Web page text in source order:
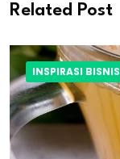
Related Post
INSPIRASI BISNIS